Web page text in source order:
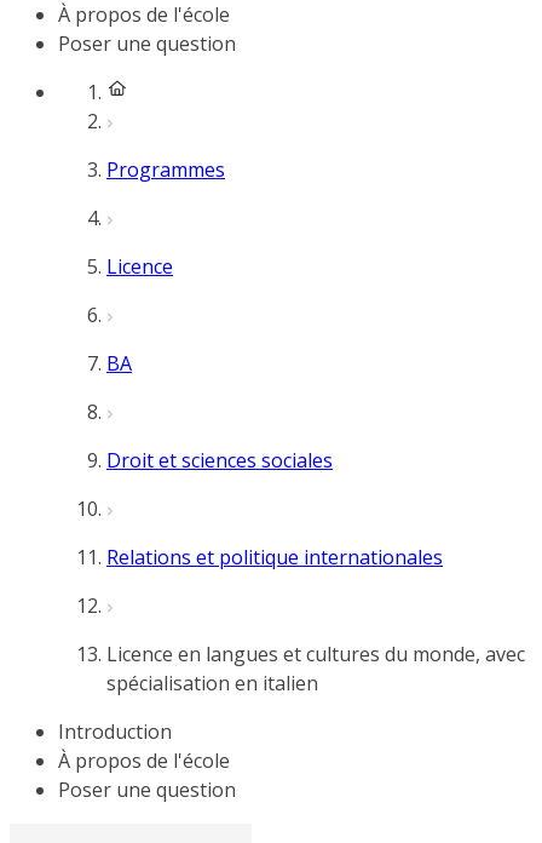
À propos de l'école
Poser une question
Programmes
Licence
BA
Droit et sciences sociales
Relations et politique internationales
Licence en langues et cultures du monde, avec
spécialisation en italien
Introduction
À propos de l'école
Poser une question